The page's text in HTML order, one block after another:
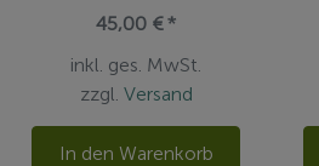
45,00 € *
inkl. ges. MwSt.
zzgl. Versand
In den Warenkorb